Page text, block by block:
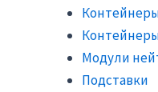
Модули
Подставки